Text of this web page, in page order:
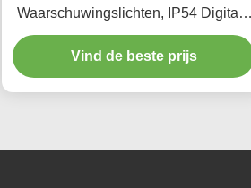
Waarschuwingslichten, IP54 Digitale
Snelheidsindicator
Vind de beste prijs